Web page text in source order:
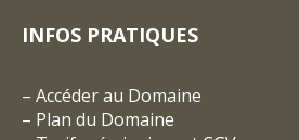
INFOS PRATIQUES
– Accéder au Domaine
– Plan du Domaine